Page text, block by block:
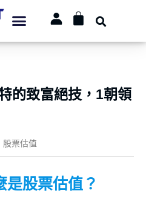
的致富絕技，1朝領
股票估值
是股票估值？